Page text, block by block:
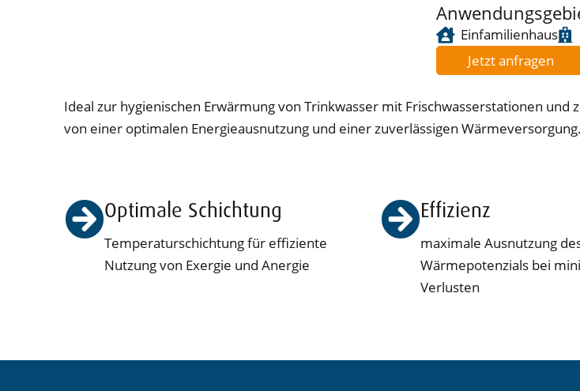
Einfamilienhaus
Jetzt anfragen
Ideal zur hygienischen Erwärmung von Trinkwasser mit Frischwasserstationen
von einer optimalen Energieausnutzung und einer zuverlässigen Wärmeversorgung.
Optimale Schichtung
Temperaturschichtung für effiziente
Nutzung von Exergie und Anergie
Effizienz
maximale Ausnutzung
Wärmepotenzials bei
Verlusten